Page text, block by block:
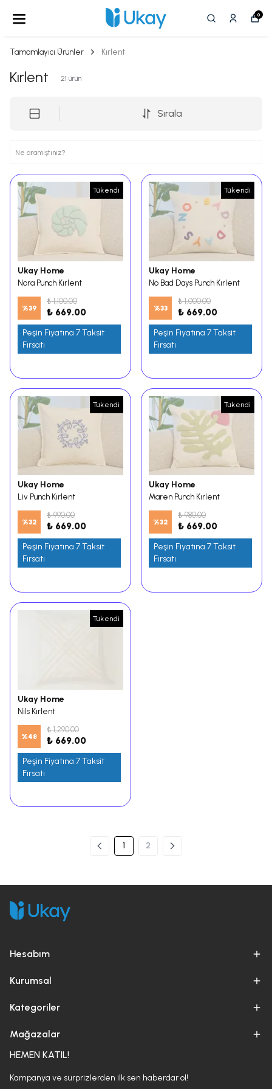
0
Tamamlayıcı Ürünler Kırlent
Kırlent 21 ürün
Sırala
Tükendi
Ukay Home
Nora Punch Kırlent
%39
₺ 1,100.00
₺ 669.00
Peşin Fiyatına 7 Taksit
Fırsatı
Tükendi
Ukay Home
No Bad Days Punch Kırlent
%33
₺ 1,000.00
₺ 669.00
Peşin Fiyatına 7 Taksit
Fırsatı
Tükendi
Ukay Home
Liv Punch Kırlent
%32
₺ 990.00
₺ 669.00
Peşin Fiyatına 7 Taksit
Fırsatı
Tükendi
Ukay Home
Maren Punch Kırlent
%32
₺ 980.00
₺ 669.00
Peşin Fiyatına 7 Taksit
Fırsatı
Tükendi
Ukay Home
Nils Kırlent
%48
₺ 1,290.00
₺ 669.00
Peşin Fiyatına 7 Taksit
Fırsatı
1 2
Hesabım
Kurumsal
Kategoriler
Mağazalar
HEMEN KATIL!
Kampanya ve sürprizlerden ilk sen haberdar ol!